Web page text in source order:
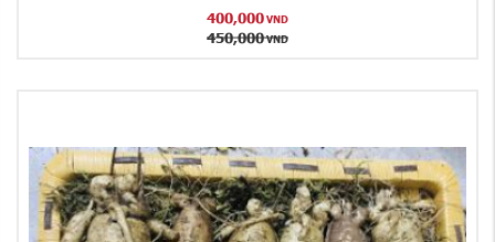
400,000 VND
450,000 VND